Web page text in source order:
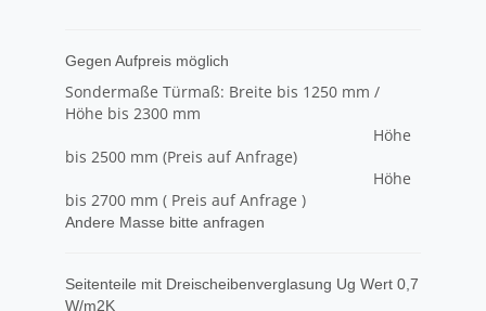
Gegen Aufpreis möglich
Sondermaße Türmaß: Breite bis 1250 mm /
Höhe bis 2300 mm
Höhe
bis 2500 mm (Preis auf Anfrage)
Höhe
bis 2700 mm ( Preis auf Anfrage )
Andere Masse bitte anfragen
Seitenteile mit Dreischeibenverglasung Ug Wert 0,7
W/m2K